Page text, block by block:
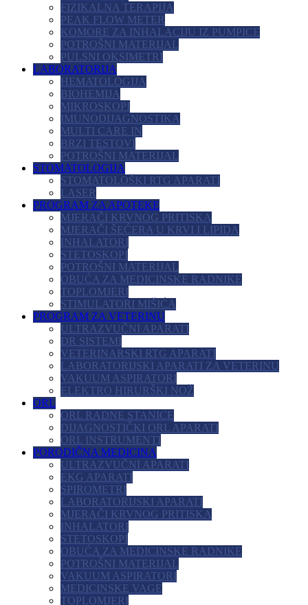
FIZIKALNA TERAPIJA
PEAK FLOW METER
KOMORE ZA INHALACIJU IZ PUMPICE
POTROŠNI MATERIJAL
PULSNI OKSIMETRI
LABORATORIJA
HEMATOLOGIJA
BIOHEMIJA
MIKROSKOPI
IMUNODIJAGNOSTIKA
MULTI CARE IN
BRZI TESTOVI
POTROŠNI MATERIJAL
STOMATOLOGIJA
STOMATOLOŠKI RTG APARATI
LASER
PROGRAM ZA APOTEKE
MJERAČI KRVNOG PRITISKA
MJERAČI ŠEĆERA U KRVI I LIPIDA
INHALATORI
STETOSKOPI
POTROŠNI MATERIJAL
OBUĆA ZA MEDICINSKE RADNIKE
TOPLOMJERI
STIMULATORI MIŠIĆA
PROGRAM ZA VETERINU
ULTRAZVUČNI APARATI
DR SISTEMI
VETERINARSKI RTG APARATI
LABORATORIJSKI APARATI ZA VETERINU
VAKUUM ASPIRATORI
ELEKTRO HIRURŠKI NOŽ
ORL
ORL RADNE STANICE
DIJAGNOSTIČKI ORL APARATI
ORL INSTRUMENTI
PORODIČNA MEDICINA
ULTRAZVUČNI APARATI
EKG APARATI
SPIROMETRI
LABORATORIJSKI APARATI
MJERAČI KRVNOG PRITISKA
INHALATORI
STETOSKOPI
OBUĆA ZA MEDICINSKE RADNIKE
POTROŠNI MATERIJAL
VAKUUM ASPIRATORI
MEDICINSKE VAGE
TOPLOMJERI